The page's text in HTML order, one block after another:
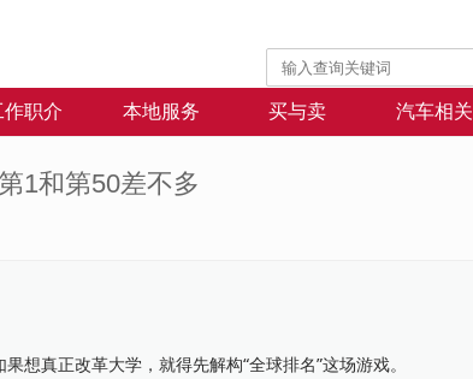
作职介 本地服务 买与卖 汽车相关
1和第50差不多
正改革大学，就得先解构“全球排名”这场游戏。